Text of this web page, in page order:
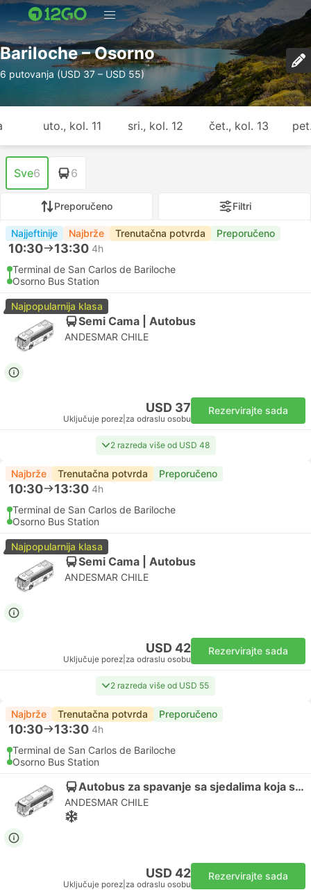
Bariloche – Osorno
6 putovanja (USD 37 – USD 55)
uto., kol. 11 sri., kol. 12 čet., kol. 13
Sve6 6
Preporučeno Filtri
Najjeftinije Najbrže Trenutačna potvrda Preporučeno
10:30 13:30 4h
Terminal de San Carlos de Bariloche
Osorno Bus Station
Najpopularnija klasa
Semi Cama | Autobus
ANDESMAR CHILE
USD 37
Uključuje porez za odraslu osobu
Rezervirajte sada
2 razreda više od USD 48
Najbrže Trenutačna potvrda Preporučeno
10:30 13:30 4h
Terminal de San Carlos de Bariloche
Osorno Bus Station
Najpopularnija klasa
Semi Cama | Autobus
ANDESMAR CHILE
USD 42
Uključuje porez za odraslu osobu
Rezervirajte sada
2 razreda više od USD 55
Najbrže Trenutačna potvrda Preporučeno
10:30 13:30 4h
Terminal de San Carlos de Bariloche
Osorno Bus Station
Autobus za spavanje sa sjedalima koja se mogu nagnuti unazad | Autobus
ANDESMAR CHILE
USD 42
Uključuje porez za odraslu osobu
Rezervirajte sada